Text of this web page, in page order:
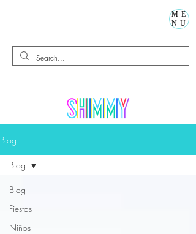
ME
NU
Blog
Blog
Fiestas
Niños
Blog